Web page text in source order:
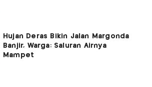
Hujan Deras Bikin Jalan Margonda
Banjir, Warga: Saluran Airnya
Mampet